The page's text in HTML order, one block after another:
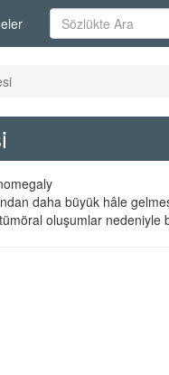
daha büyük hâle
oluşumlar nedeniyle